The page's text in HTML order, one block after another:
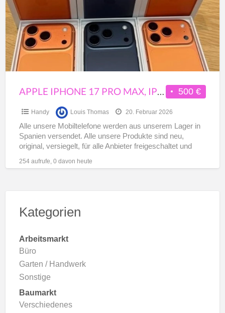
Pro
Max,
iPhone
17
Pro,
iPhone
Max
500 €
APPLE IPHONE 17 PRO MAX, IPHONE 17 PRO, IPHONE AIR, IPHONE 16 PRO MAX
Handy Louis Thomas 20. Februar 2026
Alle unsere Mobiltelefone werden aus unserem Lager in
Spanien versendet. Alle unsere Produkte sind neu,
original, versiegelt, für alle Anbieter freigeschaltet und
254 aufrufe, 0 davon heute
Kategorien
Arbeitsmarkt
Büro
Garten / Handwerk
Sonstige
Baumarkt
Verschiedenes